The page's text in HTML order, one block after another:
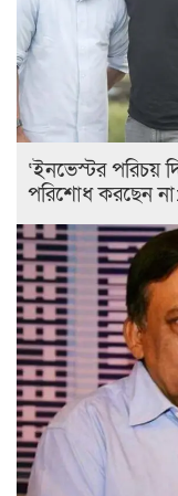
‘ইনভেস্টর পরিচয়
পরিশোধ করছেন